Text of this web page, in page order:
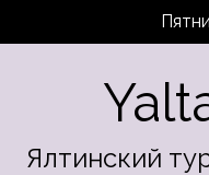
Ялтинский